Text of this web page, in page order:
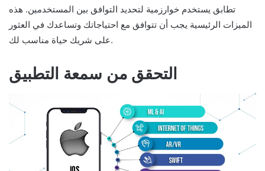
تطابق يستخدم خوارزمية لتحديد التوافق بين المستخدمين. هذه
الميزات الرئيسية يجب أن تتوافق مع احتياجاتك وتساعدك في العثور
على شريك حياة مناسب لك.
التحقق من سمعة التطبيق